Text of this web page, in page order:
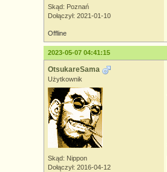
Skąd: Poznań
Dołączył: 2021-01-10
Offline
2023-05-07 04:41:15
OtsukareSama
Użytkownik
Skąd: Nippon
Dołączył: 2016-04-12